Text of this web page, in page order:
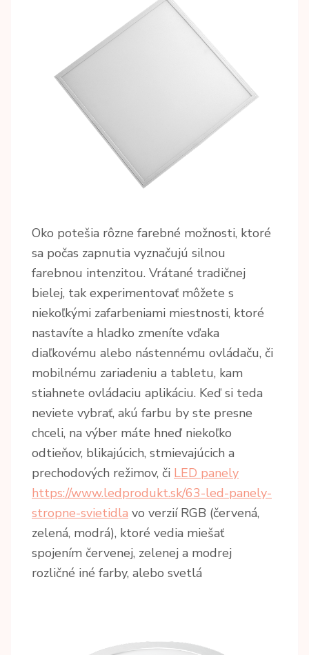
Oko potešia rôzne farebné možnosti, ktoré
sa počas zapnutia vyznačujú silnou
farebnou intenzitou. Vrátané tradičnej
bielej, tak experimentovať môžete s
niekoľkými zafarbeniami miestnosti, ktoré
nastavíte a hladko zmeníte vďaka
diaľkovému alebo nástennému ovládaču, či
mobilnému zariadeniu a tabletu, kam
stiahnete ovládaciu aplikáciu. Keď si teda
neviete vybrať, akú farbu by ste presne
chceli, na výber máte hneď niekoľko
odtieňov, blikajúcich, stmievajúcich a
prechodových režimov, či LED panely
https://www.ledprodukt.sk/63-led-panely-
stropne-svietidla vo verzií RGB (červená,
zelená, modrá), ktoré vedia miešať
spojením červenej, zelenej a modrej
rozličné iné farby, alebo svetlá